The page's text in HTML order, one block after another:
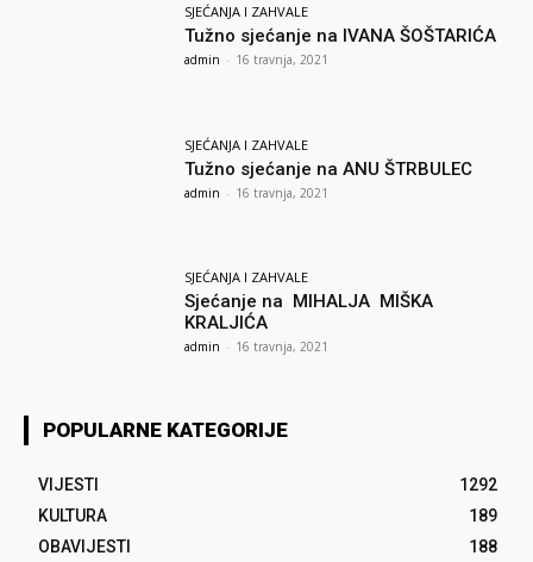
SJEĆANJA I ZAHVALE
Tužno sjećanje na IVANA ŠOŠTARIĆA
admin - 16 travnja, 2021
SJEĆANJA I ZAHVALE
Tužno sjećanje na ANU ŠTRBULEC
admin - 16 travnja, 2021
SJEĆANJA I ZAHVALE
Sjećanje na MIHALJA MIŠKA
KRALJIĆA
admin - 16 travnja, 2021
POPULARNE KATEGORIJE
VIJESTI
1292
KULTURA
189
OBAVIJESTI
188